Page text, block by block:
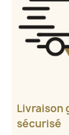
Livraison
sécurisé